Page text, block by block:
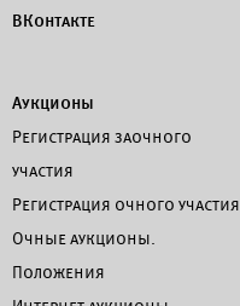
ВКонтакте
Аукционы
Регистрация заочного
участия
Регистрация очного участия
Очные аукционы.
Положения